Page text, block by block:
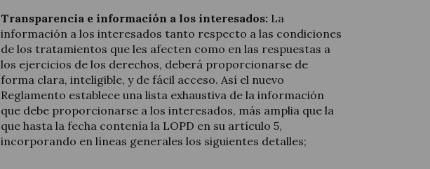
Transparencia e información a los interesados: La
información a los interesados tanto respecto a las condiciones
de los tratamientos que les afecten como en las respuestas a
los ejercicios de los derechos, deberá proporcionarse de
forma clara, inteligible, y de fácil acceso. Así el nuevo
Reglamento establece una lista exhaustiva de la información
que debe proporcionarse a los interesados, más amplia que la
que hasta la fecha contenía la LOPD en su artículo 5,
incorporando en líneas generales los siguientes detalles;